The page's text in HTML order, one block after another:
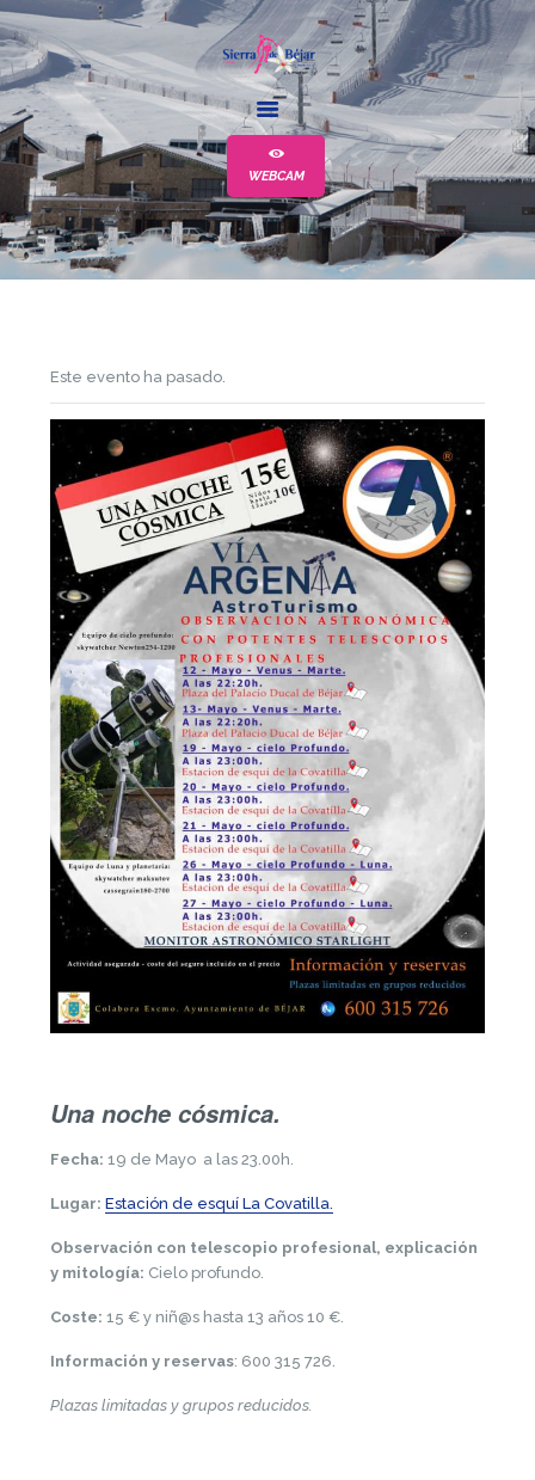
WEBCAM
LA ESTACIÓN
ESCUELA
ALQUILER
EVENTOS
Este evento ha pasado.
Una noche cósmica.
Fecha: 19 de Mayo a las 23.00h.
Lugar: Estación de esquí La Covatilla.
Observación con telescopio profesional, explicación
y mitología: Cielo profundo.
Coste: 15 € y niñ@s hasta 13 años 10 €.
Información y reservas: 600 315 726.
Plazas limitadas y grupos reducidos.